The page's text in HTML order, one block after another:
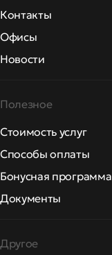
Контакты
Офисы
Новости
Полезное
Стоимость услуг
Способы оплаты
Бонусная программа
Документы
Другое